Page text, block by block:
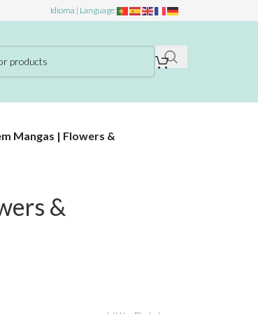
Idioma | Language:
Mangas | Flowers &
&